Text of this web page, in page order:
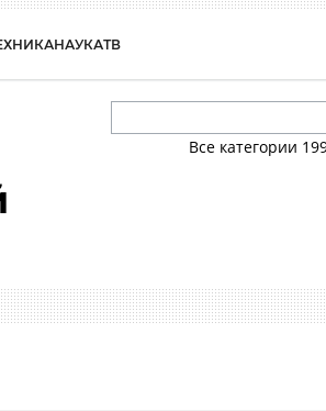
НАУКАТВ
Все категории